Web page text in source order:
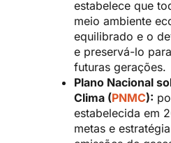
estabelece que
meio ambiente
equilibrado e o
e preservá-lo
futuras gerações.
Plano Nacional
Clima (PNMC):
estabelecida em
metas e